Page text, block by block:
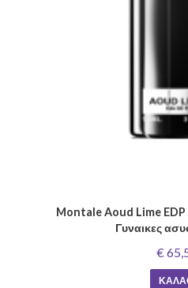
Montale Aoud Lime EDP
Γυναικες
€